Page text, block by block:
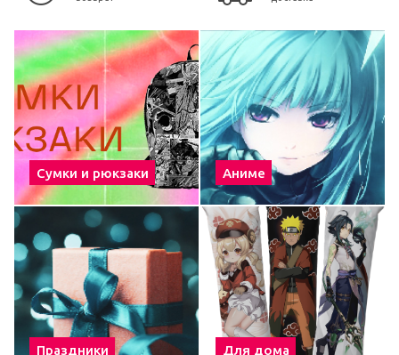
Сумки и рюкзаки Аниме
Праздники Для дома